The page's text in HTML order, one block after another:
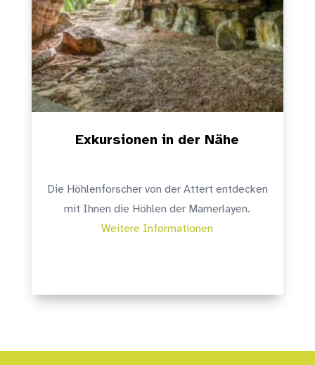
Exkursionen in der Nähe
Die Höhlenforscher von der Attert entdecken
mit Ihnen die Höhlen der Mamerlayen.
Weitere Informationen